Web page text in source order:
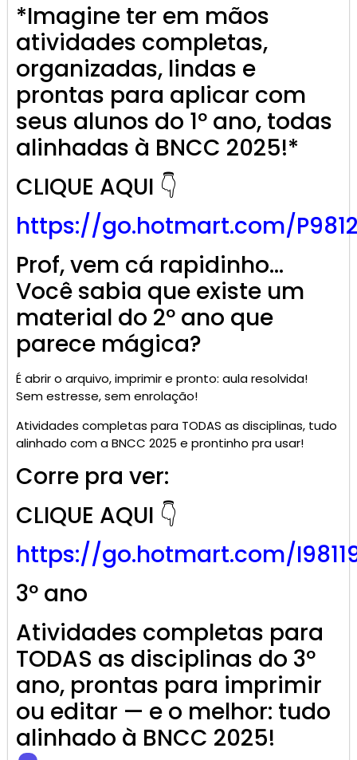
*Imagine ter em mãos
atividades completas,
organizadas, lindas e
prontas para aplicar com
seus alunos do 1º ano, todas
alinhadas à BNCC 2025!*
CLIQUE AQUI 👇
https://go.hotmart.com/
Prof, vem cá rapidinho…
Você sabia que existe um
material do 2º ano que
parece mágica?
É abrir o arquivo, imprimir e pronto: aula resolvida!
Sem estresse, sem enrolação!
Atividades completas para TODAS as disciplinas, tudo
alinhado com a BNCC 2025 e prontinho pra usar!
Corre pra ver:
CLIQUE AQUI 👇
https://go.hotmart.com/
3º ano
Atividades completas para
TODAS as disciplinas do 3º
ano, prontas para imprimir
ou editar — e o melhor: tudo
alinhado à BNCC 2025!